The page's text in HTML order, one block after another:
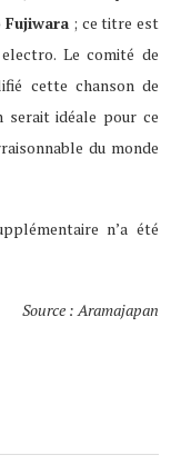
; ce titre est
Le comité de
cette chanson de
serait idéale pour ce
du monde
n’a été
Source : Aramajapan